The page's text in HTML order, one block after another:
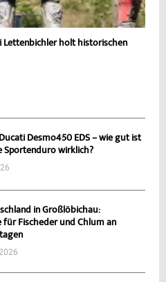
Lettenbichler holt historischen
Desmo450 EDS – wie gut ist
Sportenduro wirklich?
in Großlöbichau:
für Fischeder und Chlum an